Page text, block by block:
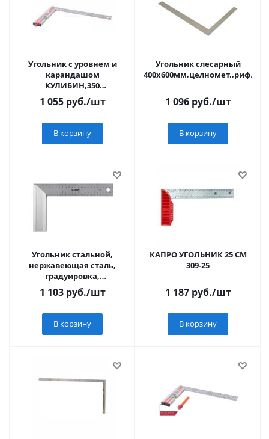
Угольник с уровнем и
карандашом
КУЛИБИН,350
мм,нерж.сталь,pat.,Sturm!
1 055руб./шт
В корзину
Угольник слесарный
1 096руб./шт
В корзину
Угольник стальной,
нержавеющая сталь,
градуировка,
алюминиевое основание,
250 мм// Denzel
1 103руб./шт
В корзину
КАПРО УГОЛЬНИК 25 СМ
309-25
1 187руб./шт
В корзину